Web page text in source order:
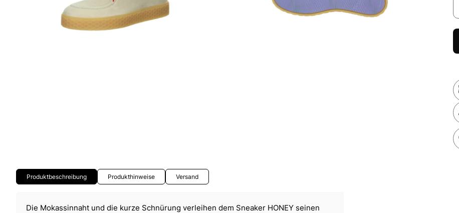
Produktbeschreibung Produkthinweise Versand
Die Mokassinnaht und die kurze Schnürung verleihen dem Sneaker HONEY seinen